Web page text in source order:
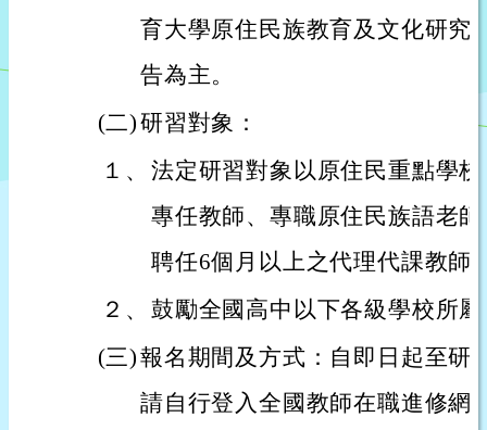
育大學原住民族教育及文化研究
告為主。
(二)研習對象：
１、 法定研習對象以原住民重點學
專任教師、專職原住民族語老
聘任6個月以上之代理代課教師
２、 鼓勵全國高中以下各級學校所
(三)報名期間及方式：自即日起至研
請自行登入全國教師在職進修網